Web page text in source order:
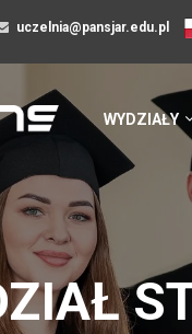
uczelnia@pansjar.edu.pl
WYDZIAŁY